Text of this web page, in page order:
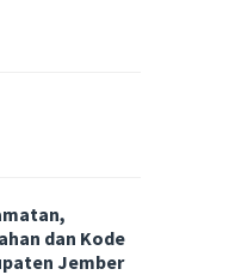
dan Kode
Jember